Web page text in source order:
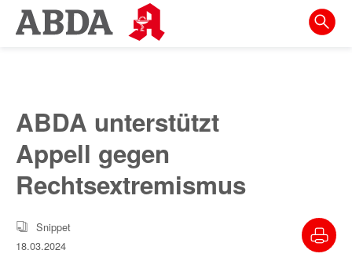
Springe
direkt
zur
Meta-
Navigation
Inhalt
zur
ABDA unterstützt
Appell gegen
Rechtsextremismus
Snippet
18.03.2024